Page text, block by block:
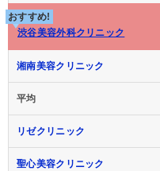
おすすめ!
渋谷美容外科クリニック
湘南美容クリニック
平均
リゼクリニック
聖心美容クリニック